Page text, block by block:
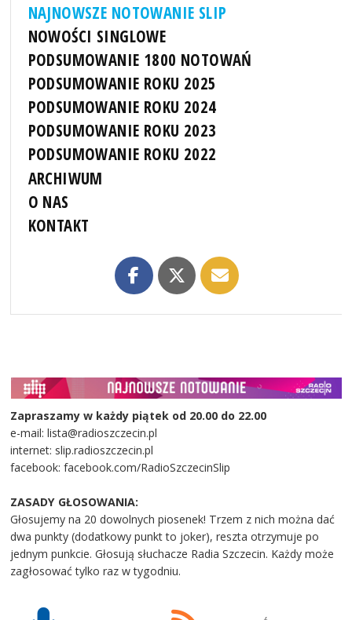
NAJNOWSZE NOTOWANIE SLIP
NOWOŚCI SINGLOWE
PODSUMOWANIE 1800 NOTOWAŃ
PODSUMOWANIE ROKU 2025
PODSUMOWANIE ROKU 2024
PODSUMOWANIE ROKU 2023
PODSUMOWANIE ROKU 2022
ARCHIWUM
O NAS
KONTAKT
Zapraszamy w każdy piątek od 20.00 do 22.00
e-mail: lista@radioszczecin.pl
internet: slip.radioszczecin.pl
facebook: facebook.com/RadioSzczecinSlip
ZASADY GŁOSOWANIA:
Głosujemy na 20 dowolnych piosenek! Trzem z nich można dać
dwa punkty (dodatkowy punkt to joker), reszta otrzymuje po
jednym punkcie. Głosują słuchacze Radia Szczecin. Każdy może
zagłosować tylko raz w tygodniu.